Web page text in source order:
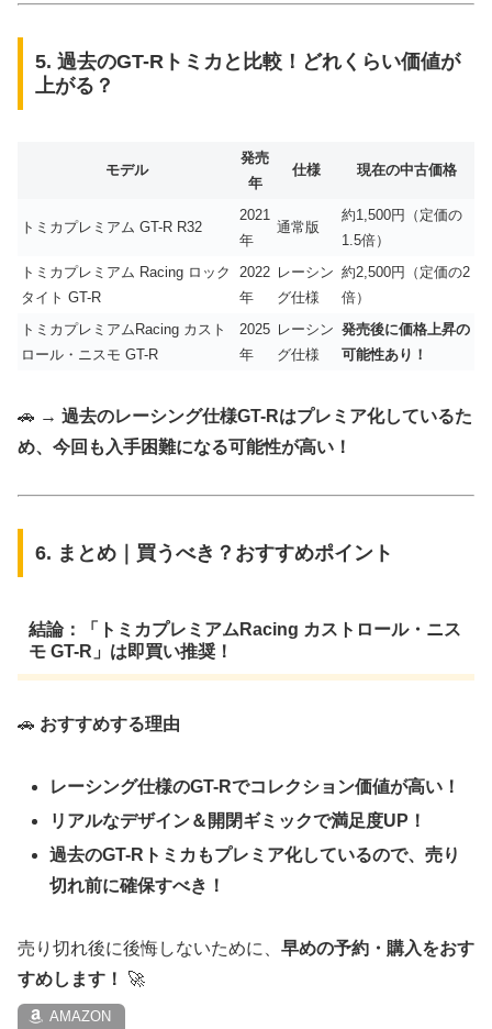
5. 過去のGT-Rトミカと比較！どれくらい価値が
上がる？
モデル
発売
年
仕様 現在の中古価格
トミカプレミアム GT-R R32
2021
年
通常版
約1,500円（定価の
1.5倍）
トミカプレミアム Racing ロック
タイト GT-R
2022
年
レーシン
グ仕様
約2,500円（定価の2
倍）
トミカプレミアムRacing カスト
ロール・ニスモ GT-R
2025
年
レーシン
グ仕様
発売後に価格上昇の
可能性あり！
🚗 → 過去のレーシング仕様GT-Rはプレミア化しているた
め、今回も入手困難になる可能性が高い！
6. まとめ｜買うべき？おすすめポイント
結論：「トミカプレミアムRacing カストロール・ニス
モ GT-R」は即買い推奨！
🚗 おすすめする理由
レーシング仕様のGT-Rでコレクション価値が高い！
リアルなデザイン＆開閉ギミックで満足度UP！
過去のGT-Rトミカもプレミア化しているので、売り
切れ前に確保すべき！
売り切れ後に後悔しないために、 早めの予約・購入をおす
すめします！
🚀